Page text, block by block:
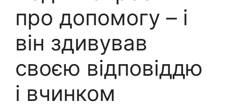
про допомогу – і
він здивував
своєю відповіддю
і вчинком